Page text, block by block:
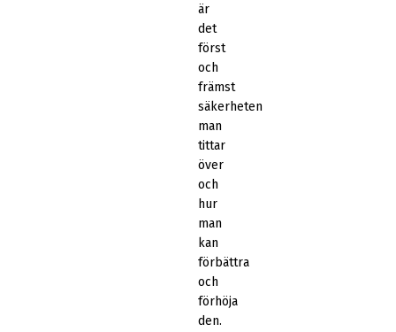
är
det
först
och
främst
säkerheten
man
tittar
över
och
hur
man
kan
förbättra
och
förhöja
den.